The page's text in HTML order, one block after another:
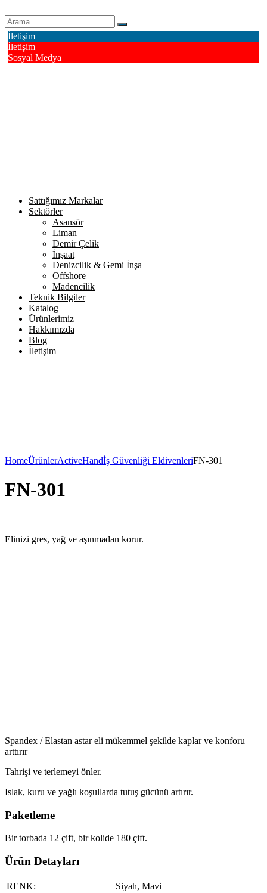
İletişim
İletişim
Sosyal Medya
Sattığımız Markalar
Sektörler
Asansör
Liman
Demir Çelik
İnşaat
Denizcilik & Gemi İnşa
Offshore
Madencilik
Teknik Bilgiler
Katalog
Ürünlerimiz
Hakkımızda
Blog
İletişim
HomeÜrünlerActiveHandİş Güvenliği EldivenleriFN-301
FN-301
Elinizi gres, yağ ve aşınmadan korur.
Spandex / Elastan astar eli mükemmel şekilde kaplar ve konforu
arttırır
Tahrişi ve terlemeyi önler.
Islak, kuru ve yağlı koşullarda tutuş gücünü artırır.
Paketleme
Bir torbada 12 çift, bir kolide 180 çift.
Ürün Detayları
RENK:
Siyah, Mavi